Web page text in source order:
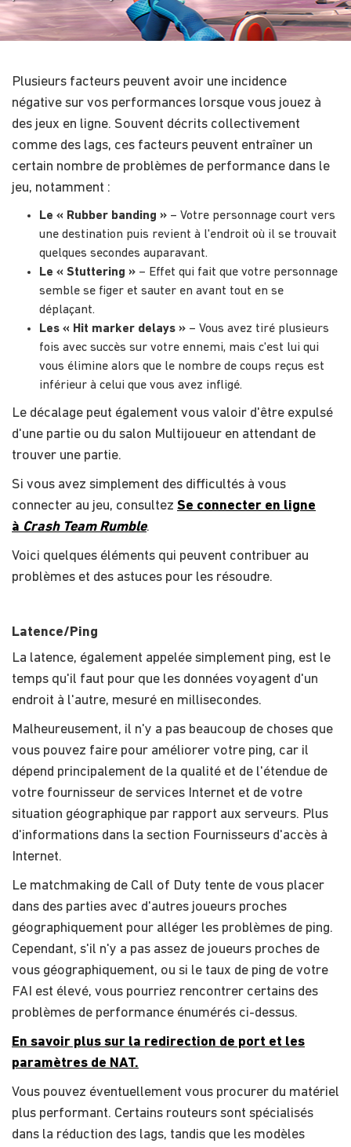
Plusieurs facteurs peuvent avoir une incidence
négative sur vos performances lorsque vous jouez à
des jeux en ligne. Souvent décrits collectivement
comme des lags, ces facteurs peuvent entraîner un
certain nombre de problèmes de performance dans le
jeu, notamment :
Le « Rubber banding » – Votre personnage court vers
une destination puis revient à l'endroit où il se trouvait
quelques secondes auparavant.
Le « Stuttering » – Effet qui fait que votre personnage
semble se figer et sauter en avant tout en se
déplaçant.
Les « Hit marker delays » – Vous avez tiré plusieurs
fois avec succès sur votre ennemi, mais c'est lui qui
vous élimine alors que le nombre de coups reçus est
inférieur à celui que vous avez infligé.
Le décalage peut également vous valoir d'être expulsé
d'une partie ou du salon Multijoueur en attendant de
trouver une partie.
Si vous avez simplement des difficultés à vous
connecter au jeu, consultez Se connecter en ligne
à Crash Team Rumble.
Voici quelques éléments qui peuvent contribuer au
problèmes et des astuces pour les résoudre.
Latence/Ping
La latence, également appelée simplement ping, est le
temps qu'il faut pour que les données voyagent d'un
endroit à l'autre, mesuré en millisecondes.
Malheureusement, il n'y a pas beaucoup de choses que
vous pouvez faire pour améliorer votre ping, car il
dépend principalement de la qualité et de l'étendue de
votre fournisseur de services Internet et de votre
situation géographique par rapport aux serveurs. Plus
d'informations dans la section Fournisseurs d'accès à
Internet.
Le matchmaking de Call of Duty tente de vous placer
dans des parties avec d'autres joueurs proches
géographiquement pour alléger les problèmes de ping.
Cependant, s'il n'y a pas assez de joueurs proches de
vous géographiquement, ou si le taux de ping de votre
FAI est élevé, vous pourriez rencontrer certains des
problèmes de performance énumérés ci-dessus.
En savoir plus sur la redirection de port et les
paramètres de NAT.
Vous pouvez éventuellement vous procurer du matériel
plus performant. Certains routeurs sont spécialisés
dans la réduction des lags, tandis que les modèles